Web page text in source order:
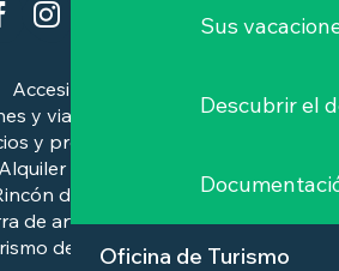
Sus
Descubrir el
Oficina de Turismo
Accesibilidad
y viajes de negocios
y profesionales
Alquiler de salas
de prensa
de arte e historia
de calidad™.